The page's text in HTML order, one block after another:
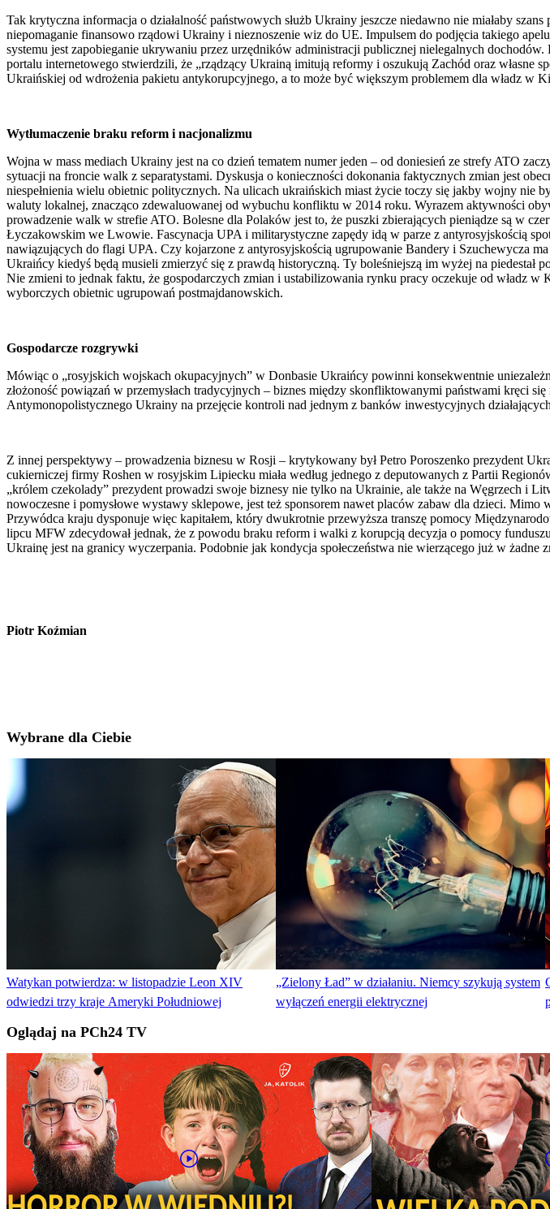
Tak krytyczna informacja o działalność państwowych służb Ukrainy jeszcze niedawno nie miałaby
niepomaganie finansowo rządowi Ukrainy i nieznoszenie wiz do UE. Impulsem do podjęcia takiego
systemu jest zapobieganie ukrywaniu przez urzędników administracji publicznej nielegalnych
portalu internetowego stwierdzili, że „rządzący Ukrainą imitują reformy i oszukują Zachód oraz
Ukraińskiej od wdrożenia pakietu antykorupcyjnego, a to może być większym problemem dla władz w
Wytłumaczenie braku reform i nacjonalizmu
Wojna w mass mediach Ukrainy jest na co dzień tematem numer jeden – od doniesień ze strefy ATO
sytuacji na froncie walk z separatystami. Dyskusja o konieczności dokonania faktycznych zmian jest
niespełnienia wielu obietnic politycznych. Na ulicach ukraińskich miast życie toczy się jakby wojny nie
waluty lokalnej, znacząco zdewaluowanej od wybuchu konfliktu w 2014 roku. Wyrazem aktywności
prowadzenie walk w strefie ATO. Bolesne dla Polaków jest to, że puszki zbierających pieniądze są w
Łyczakowskim we Lwowie. Fascynacja UPA i militarystyczne zapędy idą w parze z antyrosyjskością
nawiązujących do flagi UPA. Czy kojarzone z antyrosyjskością ugrupowanie Bandery i Szuchewycza
Ukraińcy kiedyś będą musieli zmierzyć się z prawdą historyczną. Ty boleśniejszą im wyżej na
Nie zmieni to jednak faktu, że gospodarczych zmian i ustabilizowania rynku pracy oczekuje od władz w
wyborczych obietnic ugrupowań postmajdanowskich.
Gospodarcze rozgrywki
Mówiąc o „rosyjskich wojskach okupacyjnych” w Donbasie Ukraińcy powinni konsekwentnie
złożoność powiązań w przemysłach tradycyjnych – biznes między skonfliktowanymi państwami kręci
Antymonopolistycznego Ukrainy na przejęcie kontroli nad jednym z banków inwestycyjnych
Z innej perspektywy – prowadzenia biznesu w Rosji – krytykowany był Petro Poroszenko prezydent
cukierniczej firmy Roshen w rosyjskim Lipiecku miała według jednego z deputowanych z Partii
„królem czekolady” prezydent prowadzi swoje biznesy nie tylko na Ukrainie, ale także na Węgrzech i
nowoczesne i pomysłowe wystawy sklepowe, jest też sponsorem nawet placów zabaw dla dzieci.
Przywódca kraju dysponuje więc kapitałem, który dwukrotnie przewyższa transzę pomocy
lipcu MFW zdecydował jednak, że z powodu braku reform i walki z korupcją decyzja o pomocy
Ukrainę jest na granicy wyczerpania. Podobnie jak kondycja społeczeństwa nie wierzącego już w żadne
Piotr Koźmian
Wybrane dla Ciebie
Watykan potwierdza: w listopadzie Leon XIV
odwiedzi trzy kraje Ameryki Południowej
„Zielony Ład” w działaniu. Niemcy szykują system
wyłączeń energii elektrycznej
Oglądaj na PCh24 TV